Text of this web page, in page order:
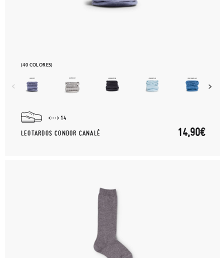
(40 COLORES)
14
LEOTARDOS CONDOR CANALÉ 14,90€